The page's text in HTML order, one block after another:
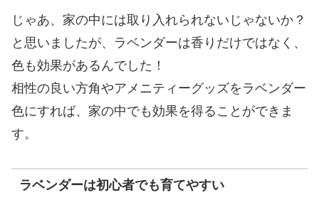
じゃあ、家の中には取り入れられないじゃないか？
と思いましたが、ラベンダーは香りだけではなく、
色も効果があるんでした！
相性の良い方角やアメニティーグッズをラベンダー
色にすれば、家の中でも効果を得ることができま
す。
ラベンダーは初心者でも育てやすい